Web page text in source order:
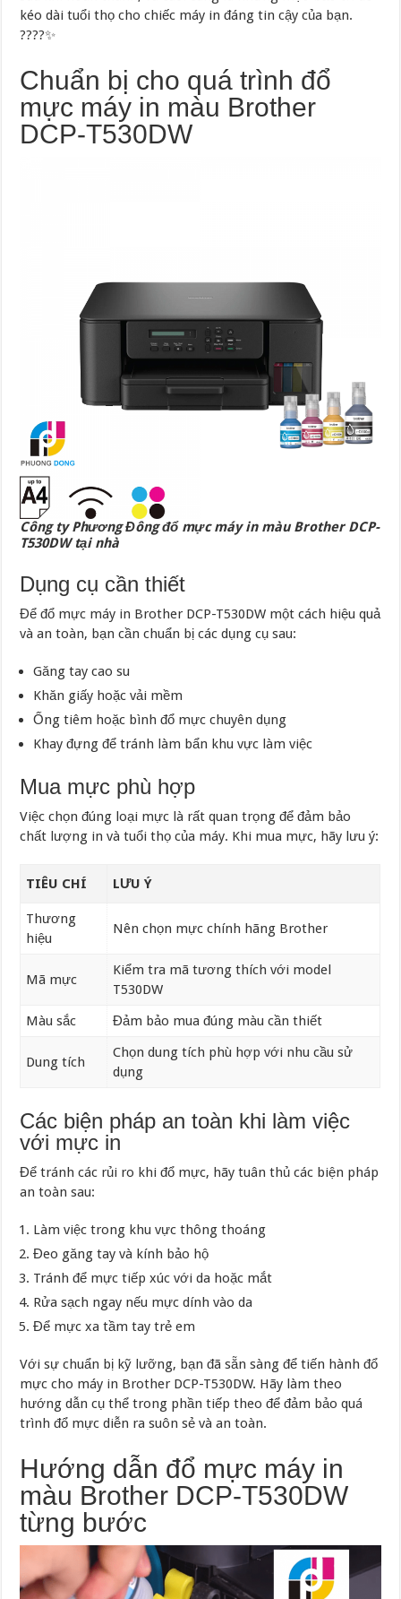
kéo dài tuổi thọ cho chiếc máy in đáng tin cậy của bạn.
????️✨
Chuẩn bị cho quá trình đổ
mực máy in màu Brother
DCP-T530DW
Công ty Phương Đông đổ mực máy in màu Brother DCP-
T530DW tại nhà
Dụng cụ cần thiết
Để đổ mực máy in Brother DCP-T530DW một cách hiệu quả
và an toàn, bạn cần chuẩn bị các dụng cụ sau:
Găng tay cao su
Khăn giấy hoặc vải mềm
Ống tiêm hoặc bình đổ mực chuyên dụng
Khay đựng để tránh làm bẩn khu vực làm việc
Mua mực phù hợp
Việc chọn đúng loại mực là rất quan trọng để đảm bảo
chất lượng in và tuổi thọ của máy. Khi mua mực, hãy lưu ý:
TIÊU CHÍ LƯU Ý
Thương
hiệu
Nên chọn mực chính hãng Brother
Mã mực
Kiểm tra mã tương thích với model
T530DW
Màu sắc
Đảm bảo mua đúng màu cần thiết
Dung tích
Chọn dung tích phù hợp với nhu cầu sử
dụng
Các biện pháp an toàn khi làm việc
với mực in
Để tránh các rủi ro khi đổ mực, hãy tuân thủ các biện pháp
an toàn sau:
Làm việc trong khu vực thông thoáng
Đeo găng tay và kính bảo hộ
Tránh để mực tiếp xúc với da hoặc mắt
Rửa sạch ngay nếu mực dính vào da
Để mực xa tầm tay trẻ em
Với sự chuẩn bị kỹ lưỡng, bạn đã sẵn sàng để tiến hành đổ
mực cho máy in Brother DCP-T530DW. Hãy làm theo
hướng dẫn cụ thể trong phần tiếp theo để đảm bảo quá
trình đổ mực diễn ra suôn sẻ và an toàn.
Hướng dẫn đổ mực máy in
màu Brother DCP-T530DW
từng bước